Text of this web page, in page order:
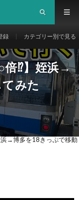
録 カテゴリー別で見る
倍⁉︎】姪浜→
みた
浜→博多を18きっぷで移動